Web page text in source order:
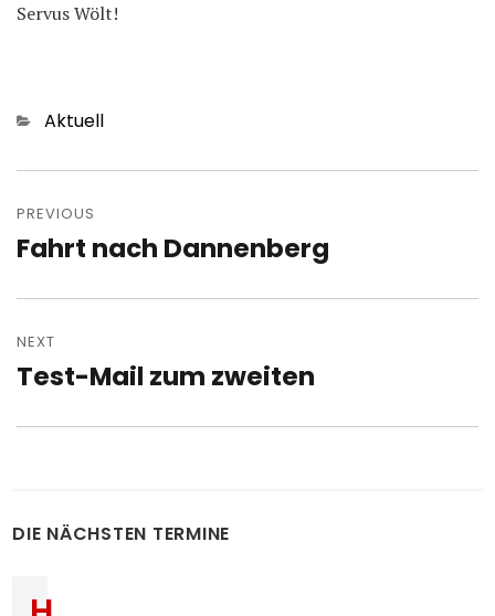
Servus Wölt!
Categories
Aktuell
navigation
PREVIOUS
Previous
Fahrt nach Dannenberg
NEXT
Next
Test-Mail zum zweiten
DIE NÄCHSTEN TERMINE